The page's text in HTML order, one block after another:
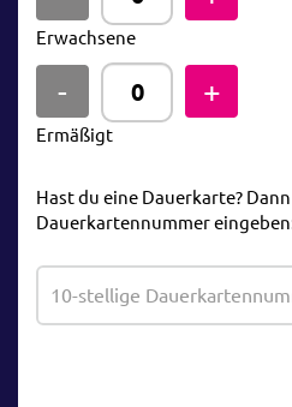
Erwachsene
Ermäßigt
Hast du eine Dauerkarte?
Dauerkartennummer